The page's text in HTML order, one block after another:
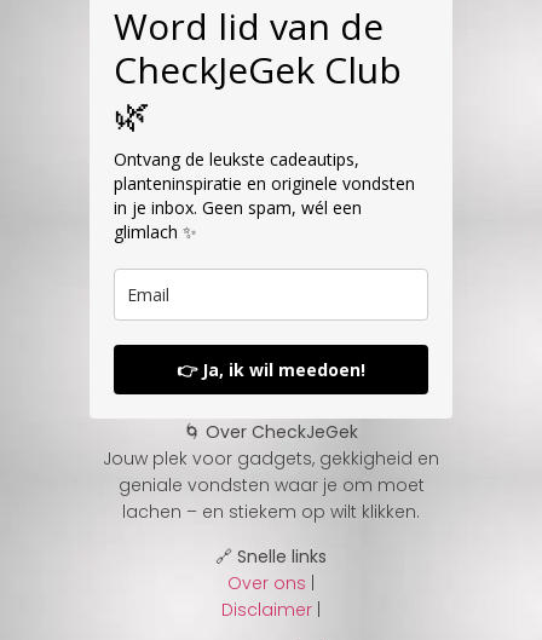
Word lid van de
CheckJeGek Club
🌿
Ontvang de leukste cadeautips,
planteninspiratie en originele vondsten
in je inbox. Geen spam, wél een
glimlach ✨
👉 Ja, ik wil meedoen!
🌀 Over CheckJeGek
Jouw plek voor gadgets, gekkigheid en
geniale vondsten waar je om moet
lachen – en stiekem op wilt klikken.
🔗 Snelle links
Over ons |
Disclaimer |